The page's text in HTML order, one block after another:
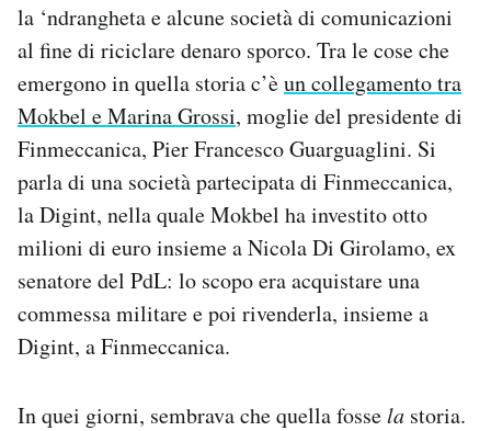
la ‘ndrangheta e alcune società di comunicazioni
al fine di riciclare denaro sporco. Tra le cose che
emergono in quella storia c’èun collegamento tra
Mokbel e Marina Grossi, moglie del presidente di
Finmeccanica, Pier Francesco Guarguaglini. Si
parla di una società partecipata di Finmeccanica,
la Digint, nella quale Mokbel ha investito otto
milioni di euro insieme a Nicola Di Girolamo, ex
senatore del PdL: lo scopo era acquistare una
commessa militare e poi rivenderla, insieme a
Digint, a Finmeccanica.
In quei giorni, sembrava che quella fossela storia.